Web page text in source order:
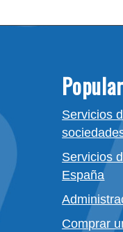
Servicios
Servicios
España
Comprar